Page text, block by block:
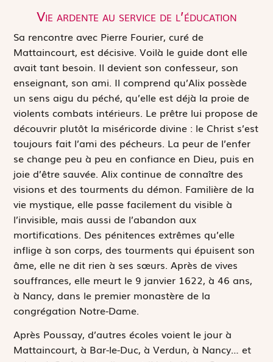
Vie ardente au service de l’éducation
Sa rencontre avec Pierre Fourier, curé de
Mattaincourt, est décisive. Voilà le guide dont elle
avait tant besoin. Il devient son confesseur, son
enseignant, son ami. Il ­comprend qu’Alix possède
un sens aigu du péché, qu’elle est déjà la proie de
violents combats intérieurs. Le prêtre lui propose de
découvrir plutôt la miséricorde divine : le Christ s’est
toujours fait l’ami des pécheurs. La peur de l’enfer
se change peu à peu en confiance en Dieu, puis en
joie d’être sauvée. Alix continue de connaître des
visions et des tourments du démon. Familière de la
vie mystique, elle passe facilement du visible à
l’invisible, mais aussi de l’abandon aux
mortifications. Des pénitences extrêmes qu’elle
inflige à son corps, des tourments qui épuisent son
âme, elle ne dit rien à ses sœurs. Après de vives
souffrances, elle meurt le 9 janvier 1622, à 46 ans,
à Nancy, dans le premier monastère de la
congrégation Notre-Dame.
Après Poussay, d’autres écoles voient le jour à
Mattaincourt, à Bar-le-Duc, à Verdun, à Nancy… et